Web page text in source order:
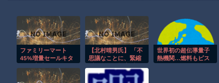
【動画】DJI Neo2で釣りの自撮りをしようとした男の悲劇（ノ∇`
【動画】タイのティパンコーン王子が日本人女性とデートか？
お前らがメイドイン韓国で認めてるもの 「キムチ」あと3つは？
【動画】これはお見事。中国重慶市で珍しい事故が撮影される。
ファミリーマート
45%増量セールキタ
【北村晴男氏】 「不
思議なことに、緊縮
繋がる。「日本弱体
化議連」でも旗揚げ
世界初の超伝導量子
熱機関…燃料もピス